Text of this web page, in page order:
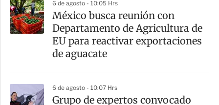
6 de agosto - 10:05 Hrs
México busca reunión con
Departamento de Agricultura de
EU para reactivar exportaciones
de aguacate
6 de agosto - 10:07 Hrs
Grupo de expertos convocado